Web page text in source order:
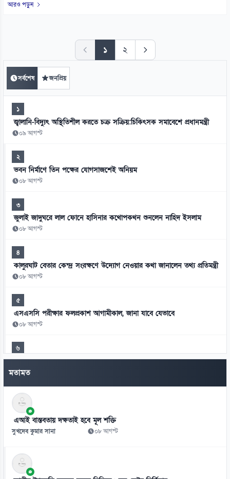
আরও পড়ুন
১ ২
সর্বশেষ জনপ্রিয়
১
জ্বালানি-বিদ্যুৎ অস্থিতিশীল করতে চক্র সক্রিয়:চিকিৎসক সমাবেশে প্রধানমন্ত্রী
০৯ আগস্ট
২
ভবন নির্মাণে তিন পক্ষের যোগসাজশেই অনিয়ম
০৮ আগস্ট
৩
জুলাই জাদুঘরে লাল ফোনে হাসিনার কথোপকথন শুনলেন নাহিদ ইসলাম
০৮ আগস্ট
৪
কালুরঘাট বেতার কেন্দ্র সংরক্ষণে উদ্যোগ নেওয়ার কথা জানালেন তথ্য প্রতিমন্ত্রী
০৮ আগস্ট
৫
এসএসসি পরীক্ষার ফলপ্রকাশ আগামীকাল, জানা যাবে যেভাবে
০৮ আগস্ট
৬
জামায়াতের প্রদর্শনীতে মুক্তিযুদ্ধের ইতিহাস নিয়ে বিতর্ক
০৮ আগস্ট
৭
দীর্ঘদিনের অসুস্থতার পর না ফেরার দেশে মেসির বাবা
০৮ আগস্ট
সাভারে বিএনপি নেতাকে হত্যার হুমকি, ব্যাগে গুলি-কাফন
০৮ আগস্ট
মতামত
এআই বাস্তবতায় দক্ষতাই হবে মূল শক্তি
সুখদেব কুমার সানা ০৮ আগস্ট